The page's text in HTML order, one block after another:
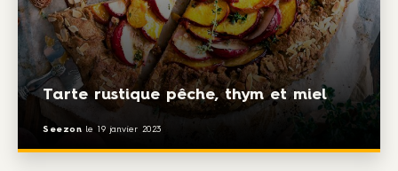
Tarte rustique pêche, thym et miel
Seezon le 19 janvier 2023